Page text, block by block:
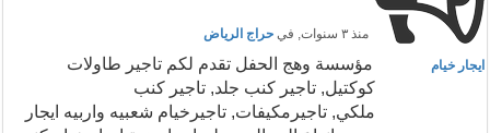
منذ ٣ سنوات , في حراج الرياض
ايجار خيام
مؤسسة وهج الحفل تقدم لكم تاجير طاولات
كوكتيل, تاجير كنب جلد, تاجير كنب
ملكي, تاجيرمكيفات, تاجيرخيام شعبيه واربيه ايجار